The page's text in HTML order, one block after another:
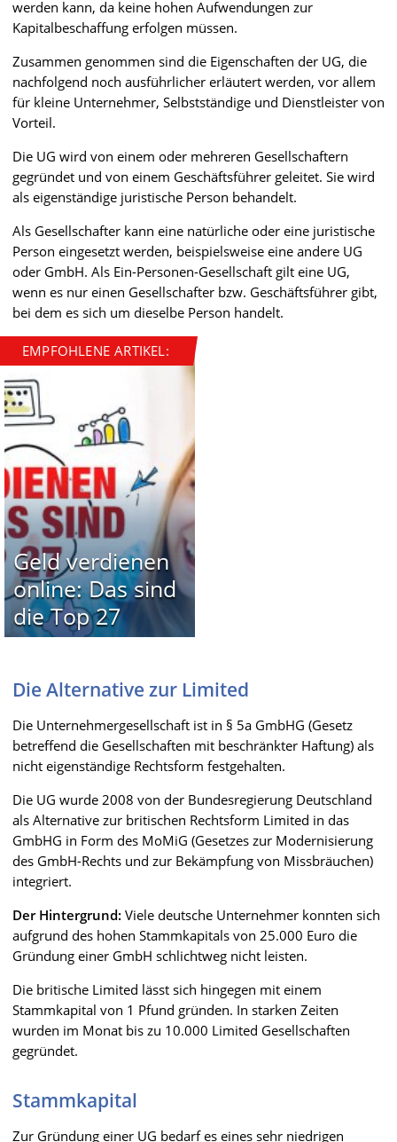
werden kann, da keine hohen Aufwendungen zur
Kapitalbeschaffung erfolgen müssen.
Zusammen genommen sind die Eigenschaften der UG, die
nachfolgend noch ausführlicher erläutert werden, vor allem
für kleine Unternehmer, Selbstständige und Dienstleister von
Vorteil.
Die UG wird von einem oder mehreren Gesellschaftern
gegründet und von einem Geschäftsführer geleitet. Sie wird
als eigenständige juristische Person behandelt.
Als Gesellschafter kann eine natürliche oder eine juristische
Person eingesetzt werden, beispielsweise eine andere UG
oder GmbH. Als Ein-Personen-Gesellschaft gilt eine UG,
wenn es nur einen Gesellschafter bzw. Geschäftsführer gibt,
bei dem es sich um dieselbe Person handelt.
EMPFOHLENE ARTIKEL:
Geld verdienen
online: Das sind
die Top 27
Die Alternative zur Limited
Die Unternehmergesellschaft ist in § 5a GmbHG (Gesetz
betreffend die Gesellschaften mit beschränkter Haftung) als
nicht eigenständige Rechtsform festgehalten.
Die UG wurde 2008 von der Bundesregierung Deutschland
als Alternative zur britischen Rechtsform Limited in das
GmbHG in Form des MoMiG (Gesetzes zur Modernisierung
des GmbH-Rechts und zur Bekämpfung von Missbräuchen)
integriert.
Der Hintergrund: Viele deutsche Unternehmer konnten sich
aufgrund des hohen Stammkapitals von 25.000 Euro die
Gründung einer GmbH schlichtweg nicht leisten.
Die britische Limited lässt sich hingegen mit einem
Stammkapital von 1 Pfund gründen. In starken Zeiten
wurden im Monat bis zu 10.000 Limited Gesellschaften
gegründet.
Stammkapital
Zur Gründung einer UG bedarf es eines sehr niedrigen